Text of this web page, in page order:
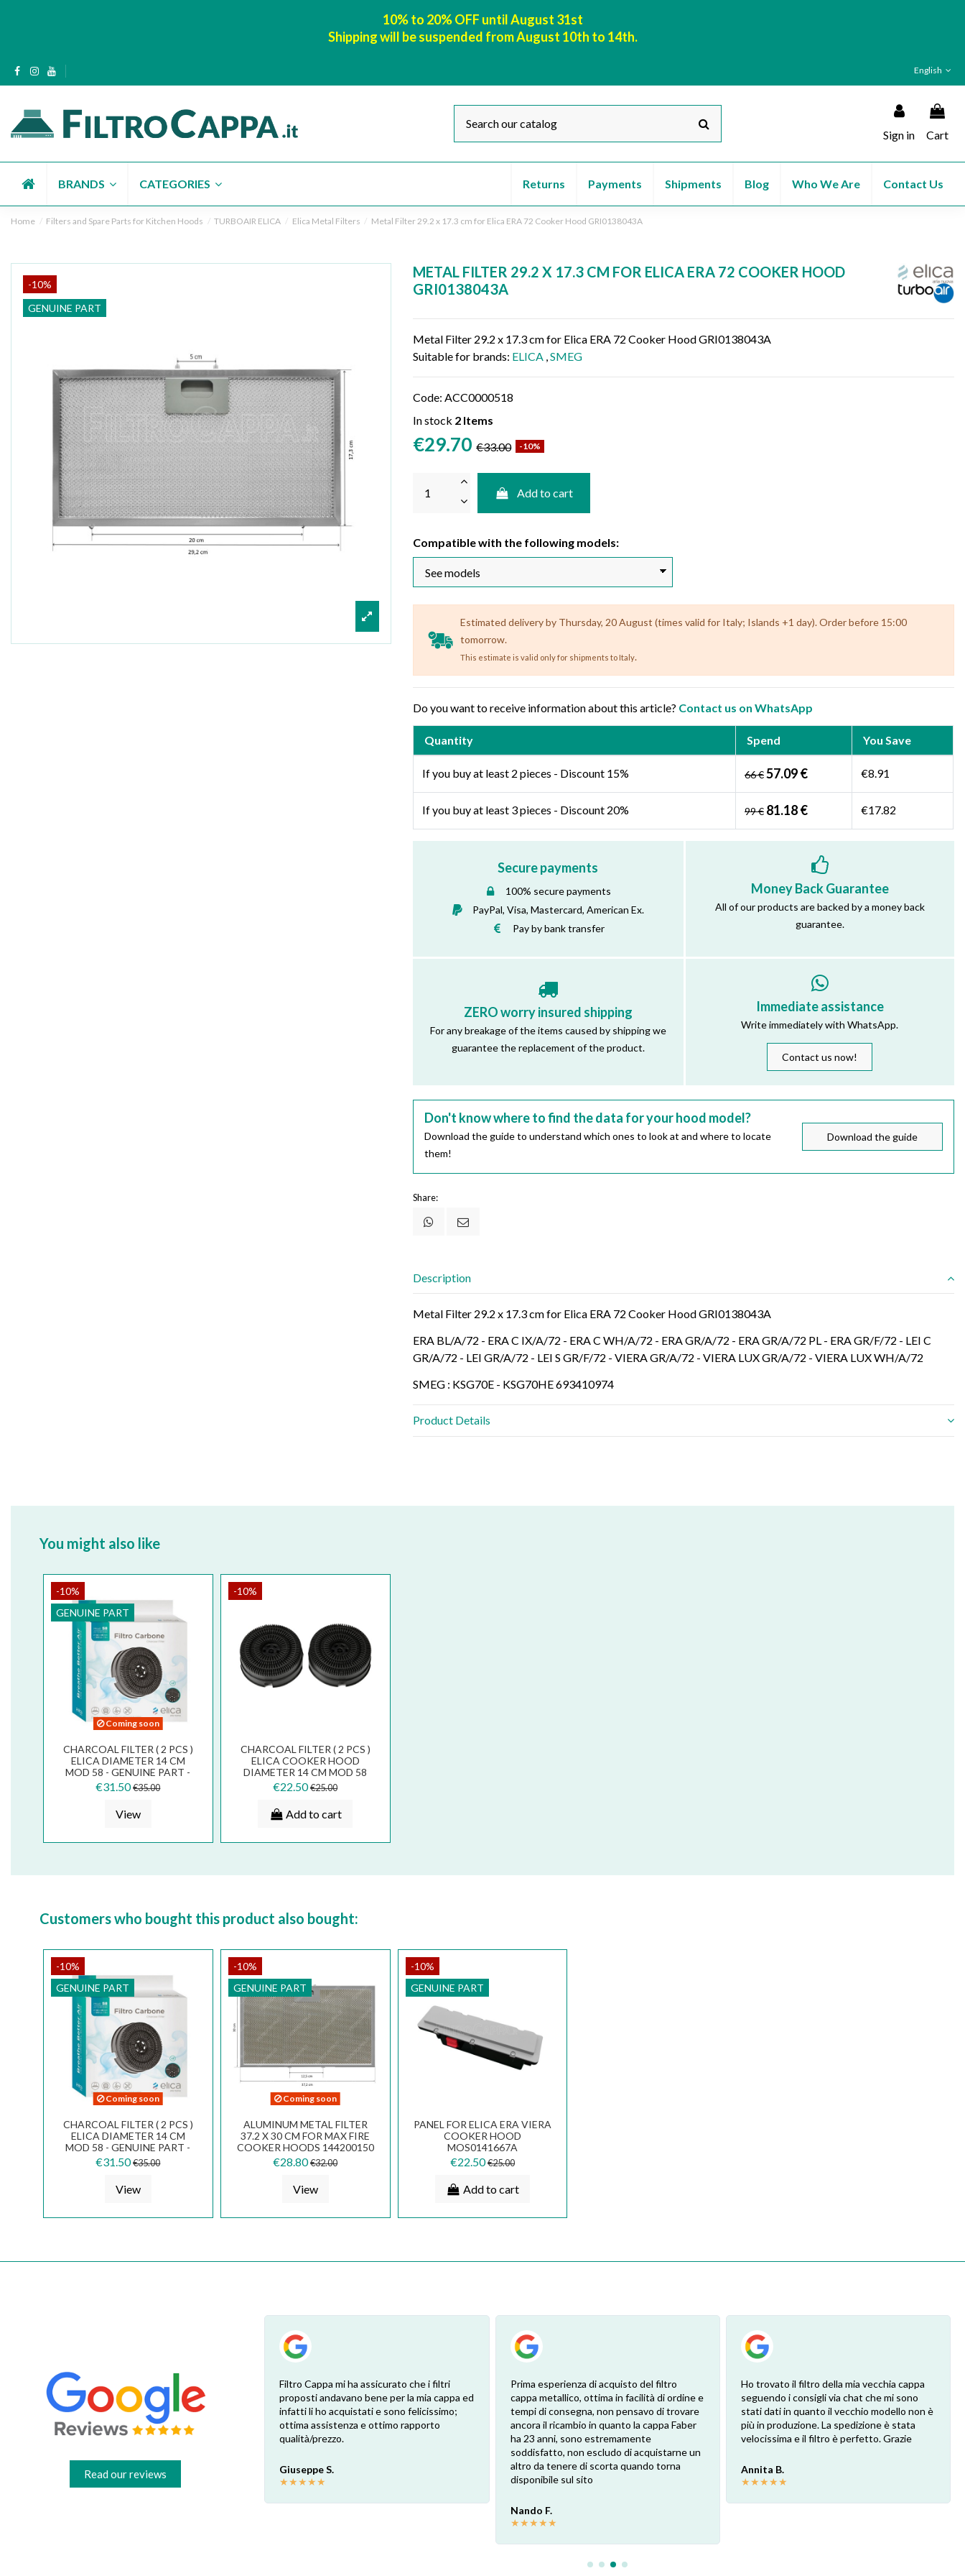
10% to 20% OFF until August 31st
Shipping will be suspended from August 10th to 14th.
English
Sign in Cart
BRANDS CATEGORIES Contact Us
Who We Are
Blog
Shipments
Payments
Returns
Home Filters and Spare Parts for Kitchen Hoods TURBOAIR ELICA Elica Metal Filters Metal Filter 29.2 x 17.3 cm for Elica ERA 72 Cooker Hood GRI0138043A
-10%
GENUINE PART
METAL FILTER 29.2 X 17.3 CM FOR ELICA ERA 72 COOKER HOOD
GRI0138043A
Metal Filter 29.2 x 17.3 cm for Elica ERA 72 Cooker Hood GRI0138043A
Suitable for brands: ELICA SMEG
Code: ACC0000518
In stock 2 Items
€29.70 €33.00 -10%
Add to cart
Compatible with the following models:
Estimated delivery by Thursday, 20 August (times valid for Italy; Islands +1 day). Order before 15:00
tomorrow.
This estimate is valid only for shipments to Italy.
Do you want to receive information about this article? Contact us on WhatsApp
Quantity Spend You Save
If you buy at least 2 pieces - Discount 15% 66 €57.09 € €8.91
If you buy at least 3 pieces - Discount 20% 99 € 81.18 € €17.82
Secure payments
100% secure payments
PayPal, Visa, Mastercard, American Ex.
Pay by bank transfer
Money Back Guarantee
All of our products are backed by a money back
guarantee.
ZERO worry insured shipping
For any breakage of the items caused by shipping we
guarantee the replacement of the product.
Immediate assistance
Write immediately with WhatsApp.
Contact us now!
Don't know where to find the data for your hood model?
Download the guide to understand which ones to look at and where to locate
them!
Download the guide
Share:
Description
Metal Filter 29.2 x 17.3 cm for Elica ERA 72 Cooker Hood GRI0138043A
ERA BL/A/72 - ERA C IX/A/72 - ERA C WH/A/72 - ERA GR/A/72 - ERA GR/A/72 PL - ERA GR/F/72 - LEI C
GR/A/72 - LEI GR/A/72 - LEI S GR/F/72 - VIERA GR/A/72 - VIERA LUX GR/A/72 - VIERA LUX WH/A/72
SMEG : KSG70E - KSG70HE 693410974
Product Details
You might also like
-10%
GENUINE PART
Coming soon
CHARCOAL FILTER ( 2 PCS )
ELICA DIAMETER 14 CM
MOD 58 - GENUINE PART -
KIT0161393
€31.50€35.00
View
-10%
CHARCOAL FILTER ( 2 PCS )
ELICA COOKER HOOD
DIAMETER 14 CM MOD 58
FKS380
€22.50€25.00
Add to cart
Customers who bought this product also bought:
-10%
GENUINE PART
Coming soon
CHARCOAL FILTER ( 2 PCS )
ELICA DIAMETER 14 CM
MOD 58 - GENUINE PART -
KIT0161393
€31.50€35.00
View
-10%
GENUINE PART
Coming soon
ALUMINUM METAL FILTER
37.2 X 30 CM FOR MAX FIRE
COOKER HOODS 144200150
€28.80€32.00
View
-10%
GENUINE PART
PANEL FOR ELICA ERA VIERA
COOKER HOOD
MOS0141667A
€22.50€25.00
Add to cart
Read our reviews
Ciò che serviva a me non ce l'avevano in
magazzino ma me lo hanno procurato
comunque. È stato semplice e veloce.
Inoltre non mi sono dovuto scervellare x
capire quali delle mille mila versioni
professionali loro e super contento io!
Filtro Cappa mi ha assicurato che i filtri
proposti andavano bene per la mia cappa ed
infatti li ho acquistati e sono felicissimo;
ottima assistenza e ottimo rapporto
qualità/prezzo.
Giuseppe S.
★★★★★
Prima esperienza di acquisto del filtro
cappa metallico, ottima in facilità di ordine e
tempi di consegna, non pensavo di trovare
ancora il ricambio in quanto la cappa Faber
ha 23 anni, sono estremamente
soddisfatto, non escludo di acquistarne un
altro da tenere di scorta quando torna
disponibile sul sito
Nando F.
★★★★★
Ho trovato il filtro della mia vecchia cappa
seguendo i consigli via chat che mi sono
stati dati in quanto il vecchio modello non è
più in produzione. La spedizione è stata
velocissima e il filtro è perfetto. Grazie
Annita B.
★★★★★